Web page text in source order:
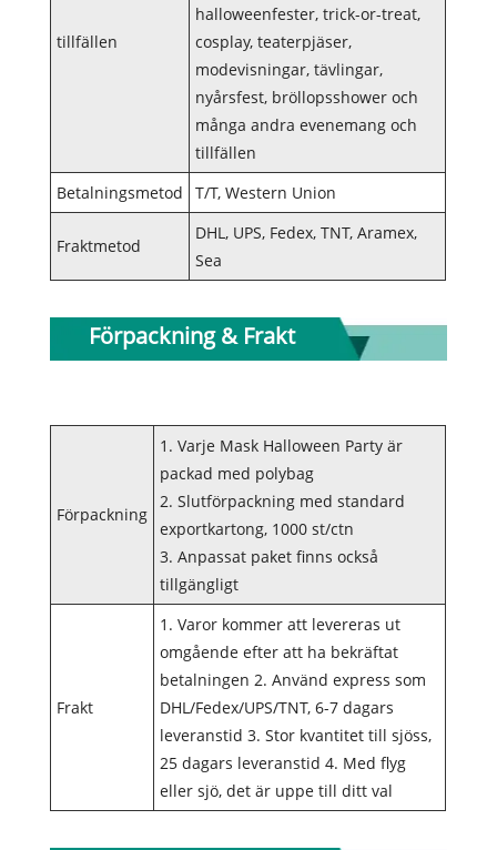
tillfällen
halloweenfester, trick-or-treat,
cosplay, teaterpjäser,
modevisningar, tävlingar,
nyårsfest, bröllopsshower och
många andra evenemang och
tillfällen
Betalningsmetod
T/T, Western Union
Fraktmetod
DHL, UPS, Fedex, TNT, Aramex,
Sea
Förpackning & Frakt
Förpackning
1. Varje Mask Halloween Party är
packad med polybag
2. Slutförpackning med standard
exportkartong, 1000 st/ctn
3. Anpassat paket finns också
tillgängligt
Frakt
1. Varor kommer att levereras ut
omgående efter att ha bekräftat
betalningen 2. Använd express som
DHL/Fedex/UPS/TNT, 6-7 dagars
leveranstid 3. Stor kvantitet till sjöss,
25 dagars leveranstid 4. Med flyg
eller sjö, det är uppe till ditt val